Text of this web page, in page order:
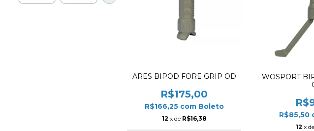
ARES BIPOD FORE GRIP OD
R$175,00
R$166,25 com Boleto
12 x de R$16,38
WOSPORT
R$85,50
12 x de